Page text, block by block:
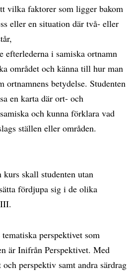
vilka faktorer som ligger bakom
eller en situation där två- eller
efterlederna i samiska ortnamn
området och känna till hur man
ortnamnens betydelse. Studenten
en karta där ort- och
och kunna förklara vad
ställen eller områden.
kurs skall studenten utan
fördjupa sig i de olika
perspektivet som
är Inifrån Perspektivet. Med
och perspektiv samt andra särdrag